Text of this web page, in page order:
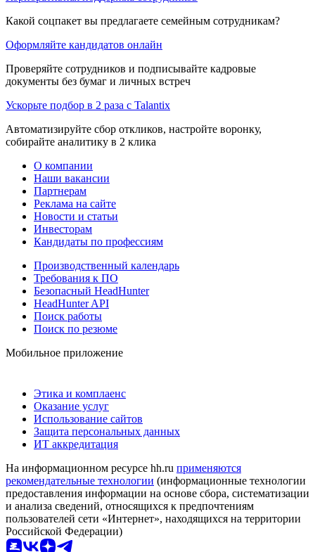
Какой соцпакет вы предлагаете семейным сотрудникам?
Оформляйте кандидатов онлайн
Проверяйте сотрудников и подписывайте кадровые
документы без бумаг и личных встреч
Ускорьте подбор в 2 раза с Talantix
Автоматизируйте сбор откликов, настройте воронку,
собирайте аналитику в 2 клика
О компании
Наши вакансии
Партнерам
Реклама на сайте
Новости и статьи
Инвесторам
Кандидаты по профессиям
Производственный календарь
Требования к ПО
Безопасный HeadHunter
HeadHunter API
Поиск работы
Поиск по резюме
Мобильное приложение
Этика и комплаенс
Оказание услуг
Использование сайтов
Защита персональных данных
ИТ аккредитация
На информационном ресурсе hh.ru применяются
рекомендательные технологии (информационные технологии
предоставления информации на основе сбора, систематизации
и анализа сведений, относящихся к предпочтениям
пользователей сети «Интернет», находящихся на территории
Российской Федерации)